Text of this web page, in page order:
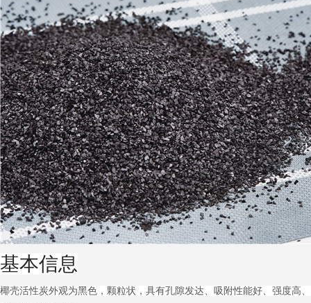
基本信息
椰壳活性炭外观为黑色，颗粒状，具有孔隙发达、吸附性能好、强度高